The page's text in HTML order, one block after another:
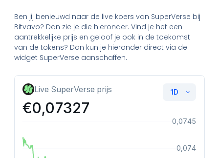
Ben jij benieuwd naar de live koers van SuperVerse bij
Bitvavo? Dan zie je die hieronder. Vind je het een
aantrekkelijke prijs en geloof je ook in de toekomst
van de tokens? Dan kun je hieronder direct via de
widget SuperVerse aanschaffen.